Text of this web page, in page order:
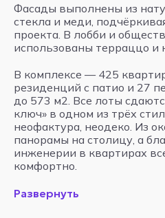
Фасады выполнены из
стекла и меди,
проекта. В лобби и
использованы терраццо и
В комплексе — 425
резиденций с патио и 27
до 573 м2. Все лоты
ключ» в одном из трёх
неофактура, неодеко. Из
панорамы на столицу, а
инженерии в квартирах
комфортно.
Развернуть